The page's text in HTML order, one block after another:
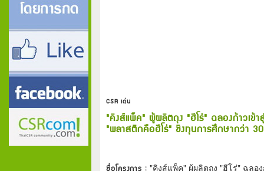
CSR เด่น
"คิงส์แพ็ค" ผู้ผลิตถุง "ฮีโร่" ฉลองก้าวเ
"พลาสติกคือฮีโร่" ชิงทุนการศึกษากว่า
ชื่อโครงการ : "คิงส์แพ็ค" ผู้ผลิตถุง "ฮีโร่" ฉลอ